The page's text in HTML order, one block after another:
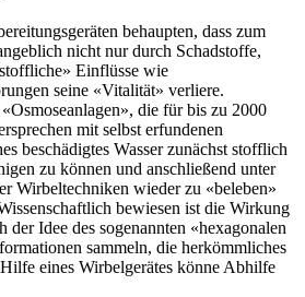
behaupten, dass zum
nicht nur durch Schadstoffe,
Einflüsse wie
seine «Vitalität» verliere.
die für bis zu 2000
mit selbst erfundenen
beschädigtes Wasser zunächst stofflich
zu können und anschließend unter
Wirbeltechniken wieder zu «beleben»
bewiesen ist die Wirkung
der Idee des sogenannten «hexagonalen
sammeln, die herkömmliches
eines Wirbelgerätes könne Abhilfe